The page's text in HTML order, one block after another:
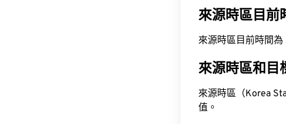
來源時區目前
來源時區目前時間
來源時區和目
來源時區（Korea
值。